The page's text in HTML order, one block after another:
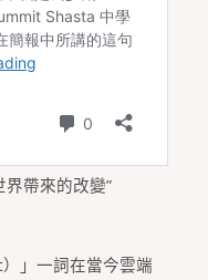
帶來的改變”
」一詞在當今雲端